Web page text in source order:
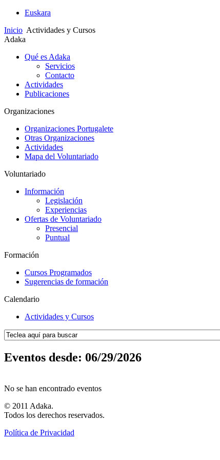
Euskara
Inicio Actividades y Cursos
Adaka
Qué es Adaka
Servicios
Contacto
Actividades
Publicaciones
Organizaciones
Organizaciones Portugalete
Otras Organizaciones
Actividades
Mapa del Voluntariado
Voluntariado
Información
Legislación
Experiencias
Ofertas de Voluntariado
Presencial
Puntual
Formación
Cursos Programados
Sugerencias de formación
Calendario
Actividades y Cursos
Eventos desde: 06/29/2026
No se han encontrado eventos
© 2011 Adaka.
Todos los derechos reservados.
Política de Privacidad